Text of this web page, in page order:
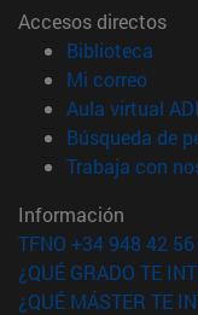
Accesos directos
Biblioteca
Mi correo(abre
Aula virtual ADI
Búsqueda de
Trabaja con
Información
TFNO +34 948 42
¿QUÉ GRADO TE
¿QUÉ MÁSTER TE